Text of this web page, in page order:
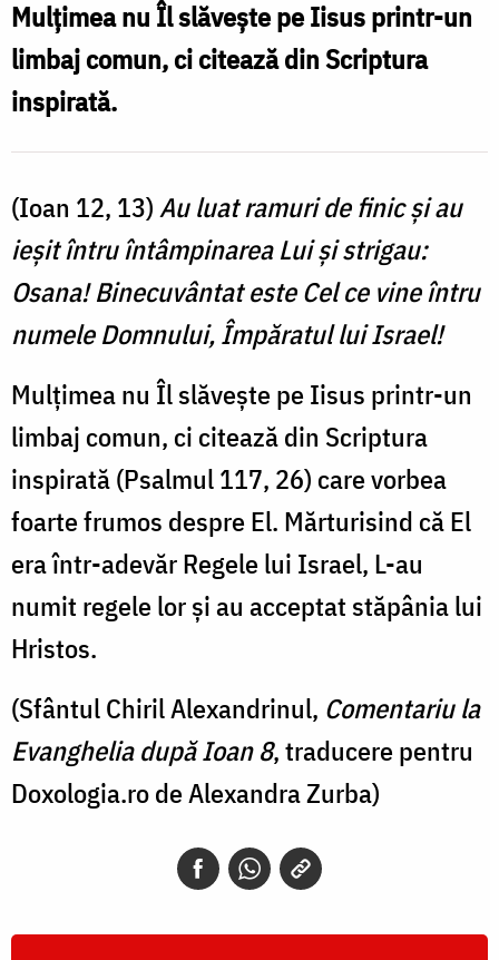
pe
Hristos
Mulţimea nu Îl slăveşte pe Iisus printr-un
limbaj comun, ci citează din Scriptura
inspirată.
(Ioan 12, 13)Au luat ramuri de finic şi au
ieşit întru întâmpinarea Lui şi strigau:
Osana! Binecuvântat este Cel ce vine întru
numele Domnului, Împăratul lui Israel!
Mulţimea nu Îl slăveşte pe Iisus printr-un
limbaj comun, ci citează din Scriptura
inspirată (Psalmul 117, 26) care vorbea
foarte frumos despre El. Mărturisind că El
era într-adevăr Regele lui Israel, L-au
numit regele lor şi au acceptat stăpânia lui
Hristos.
(Sfântul Chiril Alexandrinul, Comentariu la
Evanghelia după Ioan 8, traducere pentru
Doxologia.ro de Alexandra Zurba)